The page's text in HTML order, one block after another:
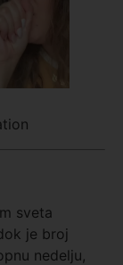
sveta
je broj
nedelju,